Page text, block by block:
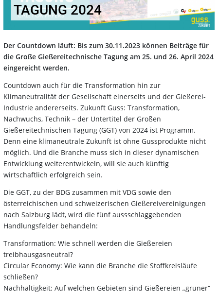
GUNG 2024
Der Countdown läuft: Bis zum 30.11.2023 können Beiträge für
die Große Gießereitechnische Tagung am 25. und 26. April 2024
eingereicht werden.
Countdown auch für die Transformation hin zur
Klimaneutralität der Gesellschaft einerseits und der Gießerei-
Industrie andererseits. Zukunft Guss: Transformation,
Nachwuchs, Technik – der Untertitel der Großen
Gießereitechnischen Tagung (GGT) von 2024 ist Programm.
Denn eine klimaneutrale Zukunft ist ohne Gussprodukte nicht
möglich. Und die Branche muss sich in dieser dynamischen
Entwicklung weiterentwickeln, will sie auch künftig
wirtschaftlich erfolgreich sein.
Die GGT, zu der BDG zusammen mit VDG sowie den
österreichischen und schweizerischen Gießereivereinigungen
nach Salzburg lädt, wird die fünf aussschlaggebenden
Handlungsfelder behandeln:
Transformation: Wie schnell werden die Gießereien
treibhausgasneutral?
Circular Economy: Wie kann die Branche die Stoffkreisläufe
schließen?
Nachhaltigkeit: Auf welchen Gebieten sind Gießereien „grüner“